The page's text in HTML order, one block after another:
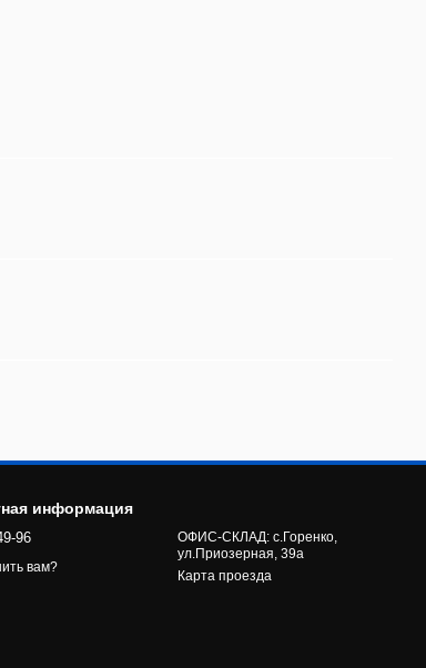
информация
96
вам?
ОФИС-СКЛАД: с.Горенко,
ул.Приозерная, 39а
Карта проезда